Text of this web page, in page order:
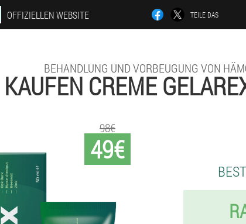
OFFIZIELLEN WEBSITE TEILE DAS
BEHANDLUNG UND VORBEUGUNG VON
KAUFEN CREME
49€
98€